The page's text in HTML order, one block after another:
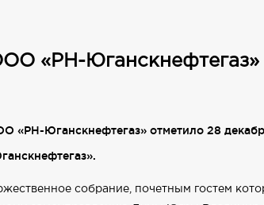
«РН-Юганскнефтегаз»
Юганскнефтегаз» отметило 28
собрание, почетным гостем